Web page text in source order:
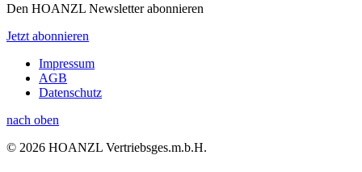
Den HOANZL Newsletter abonnieren
Jetzt abonnieren
Impressum
AGB
Datenschutz
nach oben
© 2026 HOANZL Vertriebsges.m.b.H.